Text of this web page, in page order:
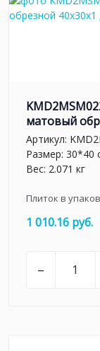
матовый
Артикул:
Размер: 30*40
Вес: 2.071 кг
Плиток в
1 010.16 руб.
–